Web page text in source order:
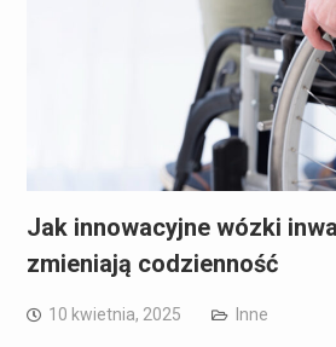
Jak innowacyjne wózki
zmieniają codzienność
10 kwietnia, 2025 Inne